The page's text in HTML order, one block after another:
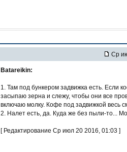
Ср
Batareikin:
1. Там под бункером задвижка есть. Если
засыпаю зерна и слежу, чтобы они все
включаю молку. Кофе под задвижкой весь
2. Налет есть, да. Куда же без пыли-то...
[ Редактирование Ср июл 20 2016, 01:03 ]